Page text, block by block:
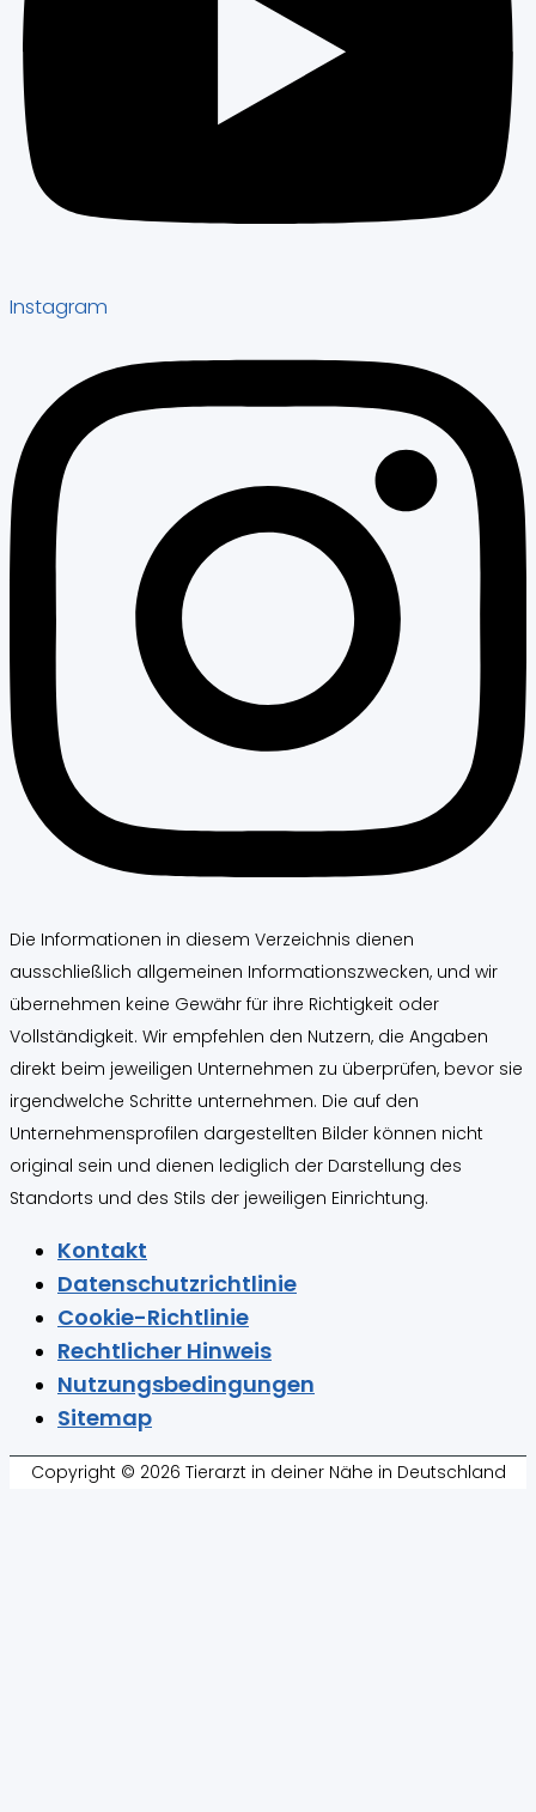
Instagram
Die Informationen in diesem Verzeichnis dienen
ausschließlich allgemeinen Informationszwecken, und wir
übernehmen keine Gewähr für ihre Richtigkeit oder
Vollständigkeit. Wir empfehlen den Nutzern, die Angaben
direkt beim jeweiligen Unternehmen zu überprüfen, bevor sie
irgendwelche Schritte unternehmen. Die auf den
Unternehmensprofilen dargestellten Bilder können nicht
original sein und dienen lediglich der Darstellung des
Standorts und des Stils der jeweiligen Einrichtung.
Kontakt
Datenschutzrichtlinie
Cookie-Richtlinie
Rechtlicher Hinweis
Nutzungsbedingungen
Sitemap
Copyright © 2026 Tierarzt in deiner Nähe in Deutschland